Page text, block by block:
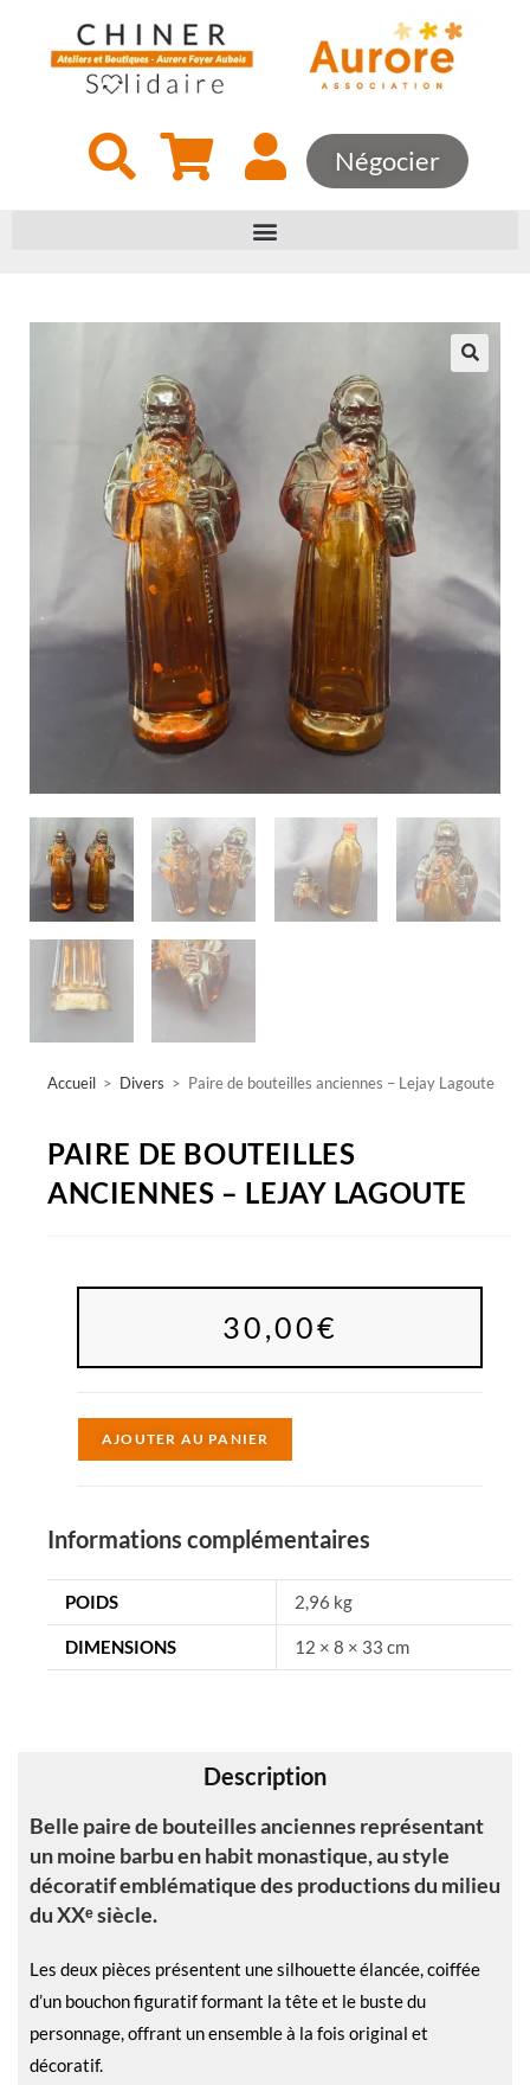
Négocier
Accueil > Divers > Paire de bouteilles anciennes – Lejay Lagoute
PAIRE DE BOUTEILLES
ANCIENNES – LEJAY LAGOUTE
30,00€
AJOUTER AU PANIER
n
a
t
:
Informations complémentaires
POIDS 2,96 kg
DIMENSIONS 12 × 8 × 33 cm
Description
Belle paire de bouteilles anciennes représentant
un moine barbu en habit monastique, au style
décoratif emblématique des productions du milieu
du XXᵉ siècle.
Les deux pièces présentent une silhouette élancée, coiffée
d’un bouchon figuratif formant la tête et le buste du
personnage, offrant un ensemble à la fois original et
décoratif.